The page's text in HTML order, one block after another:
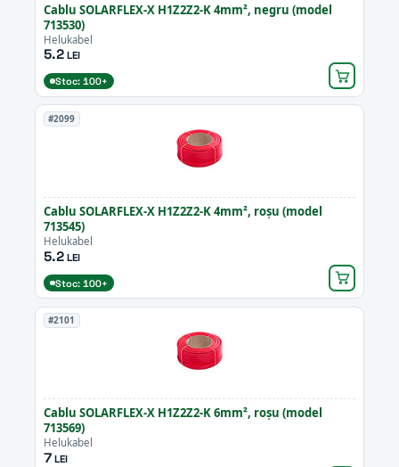
Cablu SOLARFLEX-X H1Z2Z2-K 4mm², negru (model
713530)
Helukabel
5.2LEI
Stoc: 100+
#2099
Cablu SOLARFLEX-X H1Z2Z2-K 4mm², roșu (model
713545)
Helukabel
5.2LEI
Stoc: 100+
#2101
Cablu SOLARFLEX-X H1Z2Z2-K 6mm², roșu (model
713569)
Helukabel
7LEI